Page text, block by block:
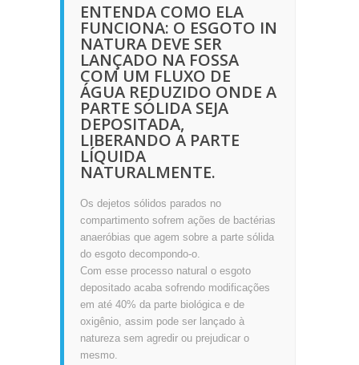
ENTENDA COMO ELA
FUNCIONA: O ESGOTO IN
NATURA DEVE SER
LANÇADO NA FOSSA
COM UM FLUXO DE
ÁGUA REDUZIDO ONDE A
PARTE SÓLIDA SEJA
DEPOSITADA,
LIBERANDO A PARTE
LÍQUIDA
NATURALMENTE.
Os dejetos sólidos parados no
compartimento sofrem ações de bactérias
anaeróbias que agem sobre a parte sólida
do esgoto decompondo-o.
Com esse processo natural o esgoto
depositado acaba sofrendo modificações
em até 40% da parte biológica e de
oxigênio, assim pode ser lançado à
natureza sem agredir ou prejudicar o
mesmo.